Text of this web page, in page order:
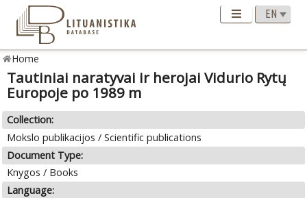
Home
Tautiniai naratyvai ir herojai Vidurio Rytų
Europoje po 1989 m
Collection:
Mokslo publikacijos / Scientific publications
Document Type:
Knygos / Books
Language: